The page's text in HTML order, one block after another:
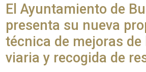
El Ayuntamiento de
presenta su nueva
técnica de mejoras
viaria y recogida de